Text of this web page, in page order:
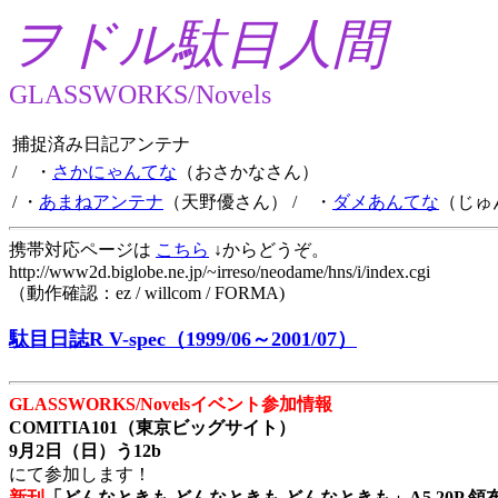
ヲドル駄目人間
GLASSWORKS/Novels
捕捉済み日記アンテナ
/ ・ さかにゃんてな （おさかなさん）
/ ・ あまねアンテナ （天野優さん） / ・ ダメあんてな （じ
携帯対応ページは こちら ↓からどうぞ。
http://www2d.biglobe.ne.jp/~irreso/neodame/hns/i/index.cgi
（動作確認：ez / willcom / FORMA)
駄目日誌R V-spec（1999/06～2001/07）
GLASSWORKS/Novelsイベント参加情報
COMITIA101（東京ビッグサイト）
9月2日（日）う12b
にて参加します！